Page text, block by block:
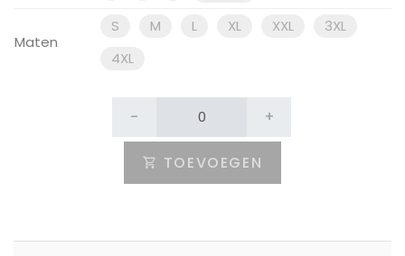
Maten
S M L XL XXL
3XL
4XL
- +
TOEVOEGEN